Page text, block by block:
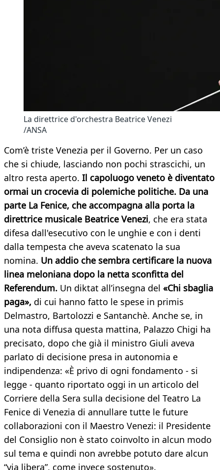
La direttrice d'orchestra Beatrice Venezi
/ANSA
Com’è triste Venezia per il Governo. Per un caso
che si chiude, lasciando non pochi strascichi, un
altro resta aperto. Il capoluogo veneto è diventato
ormai un crocevia di polemiche politiche. Da una
parte La Fenice, che accompagna alla porta la
direttrice musicale Beatrice Venezi, che era stata
difesa dall'esecutivo con le unghie e con i denti
dalla tempesta che aveva scatenato la sua
nomina. Un addio che sembra certificare la nuova
linea meloniana dopo la netta sconfitta del
Referendum. Un diktat all’insegna del «Chi sbaglia
paga», di cui hanno fatto le spese in primis
Delmastro, Bartolozzi e Santanchè. Anche se, in
una nota diffusa questa mattina, Palazzo Chigi ha
precisato, dopo che già il ministro Giuli aveva
parlato di decisione presa in autonomia e
indipendenza: «È privo di ogni fondamento - si
legge - quanto riportato oggi in un articolo del
Corriere della Sera sulla decisione del Teatro La
Fenice di Venezia di annullare tutte le future
collaborazioni con il Maestro Venezi: il Presidente
del Consiglio non è stato coinvolto in alcun modo
sul tema e quindi non avrebbe potuto dare alcun
“via libera”, come invece sostenuto».